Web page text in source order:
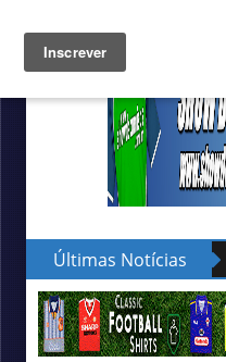
Últimas Notícias